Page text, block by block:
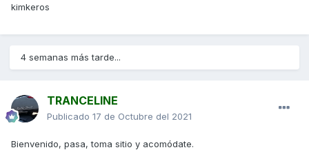
kimkeros
4 semanas más tarde...
TRANCELINE
Publicado 17 de Octubre del 2021
Bienvenido, pasa, toma sitio y acomódate.